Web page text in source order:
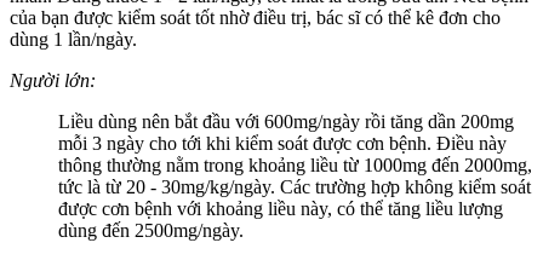
của bạn được kiểm soát tốt nhờ điều trị, bác sĩ có thể kê đơn cho
dùng 1 lần/ngày.
Người lớn:
Liều dùng nên bắt đầu với 600mg/ngày rồi tăng dần 200mg
mỗi 3 ngày cho tới khi kiểm soát được cơn bệnh. Điều này
thông thường nằm trong khoảng liều từ 1000mg đến 2000mg,
tức là từ 20 - 30mg/kg/ngày. Các trường hợp không kiểm soát
được cơn bệnh với khoảng liều này, có thể tăng liều lượng
dùng đến 2500mg/ngày.